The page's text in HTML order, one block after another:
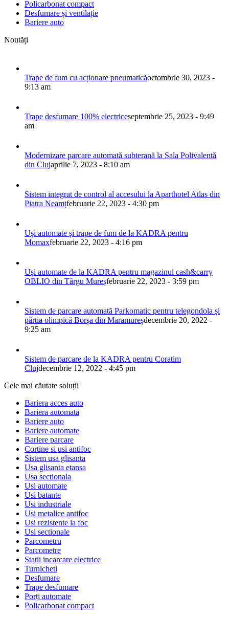
Policarbonat compact
Desfumare și ventilație
Bariere auto
Noutăți
Trape de fum cu acționare pneumaticăoctombrie 30, 2023 -
9:13 am
Trape desfumare 100% electriceseptembrie 25, 2023 - 9:49
am
Modernizare parcare automată subterană la Sala Polivalentă
din Clujaprilie 7, 2023 - 8:10 am
Sistem integrat de control al accesului la Aparthotel Atlas din
Piatra Neamțfebruarie 22, 2023 - 4:30 pm
Uși automate și trape de fum de la KADRA pentru
Momaxfebruarie 22, 2023 - 4:16 pm
Uși automate de la KADRA pentru magazinul cash&carry
OBLIO din Târgu Mureșfebruarie 22, 2023 - 3:59 pm
Sistem de parcare automată Parkomatic pentru telegondola și
pârtia olimpică Borșa din Maramureșdecembrie 20, 2022 -
9:25 am
Sistem de parcare de la KADRA pentru Coratim
Clujdecembrie 12, 2022 - 4:45 pm
Cele mai căutate soluții
Bariera acces auto
Bariera automata
Bariere auto
Bariere automate
Bariere parcare
Cortine si usi antifoc
Sistem usa glisanta
Usa glisanta etansa
Usa sectionala
Usi automate
Usi batante
Usi industriale
Usi metalice antifoc
Usi rezistente la foc
Usi sectionale
Parcometru
Parcometre
Statii incarcare electrice
Turnicheti
Desfumare
Trape desfumare
Porți automate
Policarbonat compact